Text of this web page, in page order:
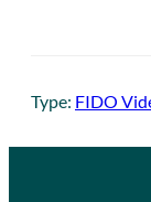
Type: FIDO